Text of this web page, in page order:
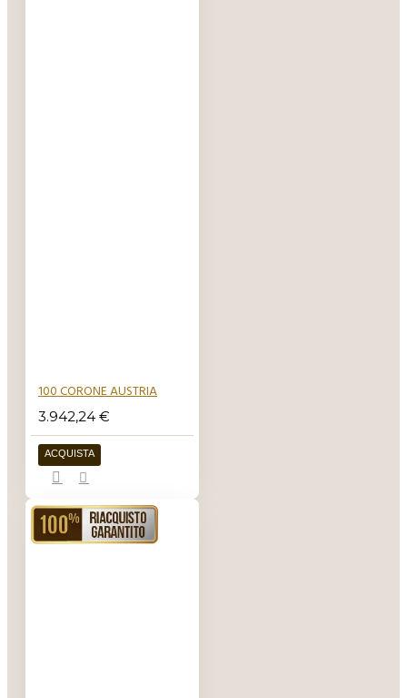
100 CORONE AUSTRIA
3.942,24 €
ACQUISTA
RIACQUISTO GARANTITO